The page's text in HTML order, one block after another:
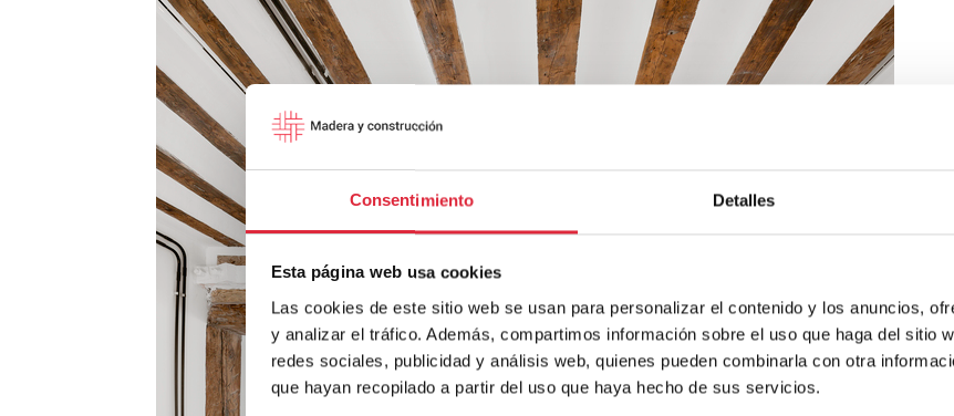
Consentimiento Detalles
Esta página web usa cookies
Las cookies de este sitio web se usan para personalizar el contenido y los anuncios,
y analizar el tráfico. Además, compartimos información sobre el uso que haga del sitio
redes sociales, publicidad y análisis web, quienes pueden combinarla con otra
que hayan recopilado a partir del uso que haya hecho de sus servicios.